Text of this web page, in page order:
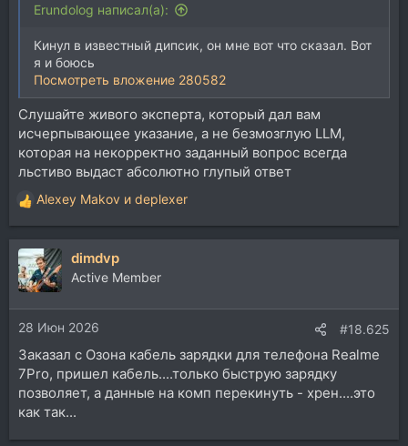
Erundolog написал(а):
Кинул в известный дипсик, он мне вот что сказал. Вот
я и боюсь
Посмотреть вложение 280582
Слушайте живого эксперта, который дал вам
исчерпывающее указание, а не безмозглую LLM,
которая на некорректно заданный вопрос всегда
льстиво выдаст абсолютно глупый ответ
Р
е
а
к
ц
и
и
:
Alexey Makov и deplexer
dimdvp
Active Member
28 Июн 2026 #18.625
Заказал с Озона кабель зарядки для телефона Realme
7Pro, пришел кабель....только быструю зарядку
позволяет, а данные на комп перекинуть - хрен....это
как так...